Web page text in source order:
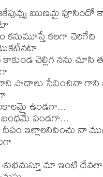
ఋణమై పూసిందో
కనుమూస్తే కలగా చెరిగేది
చెల్లిగ నను చూసి
పాదాలు సేవించినా
ఉండగా...
పండగా...
ఇల్లాలనిపించు నా
శుభమస్తూ మా ఇంటి దేవతా